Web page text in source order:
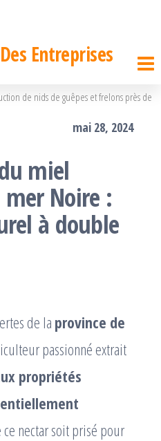
Entreprises
de nids de guêpes et frelons près de
mai 28, 2024
miel
Noire :
à double
de la province de
passionné extrait
propriétés
nectar soit prisé pour